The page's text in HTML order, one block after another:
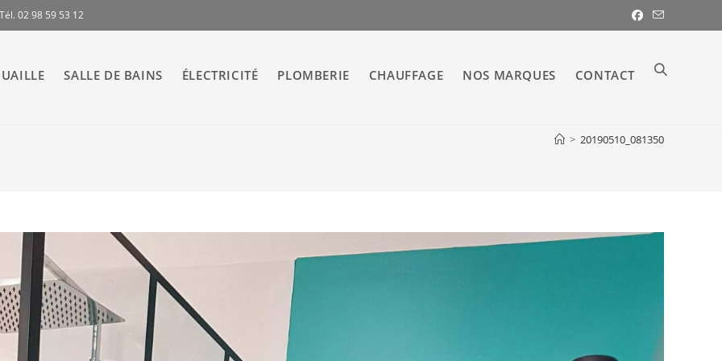
02 98 59 53 12
SALLE DE BAINS ÉLECTRICITÉ PLOMBERIE CHAUFFAGE NOS MARQUES CONTACT TOGGLE
> 20190510_081350